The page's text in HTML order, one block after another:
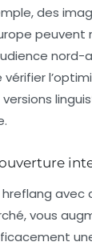
des
peuvent
nord-
avec
vous